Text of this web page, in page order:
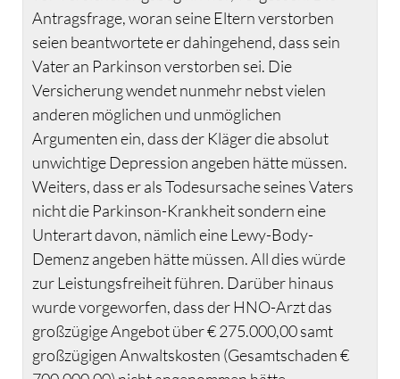
Antragsfrage, woran seine Eltern verstorben
seien beantwortete er dahingehend, dass sein
Vater an Parkinson verstorben sei. Die
Versicherung wendet nunmehr nebst vielen
anderen möglichen und unmöglichen
Argumenten ein, dass der Kläger die absolut
unwichtige Depression angeben hätte müssen.
Weiters, dass er als Todesursache seines Vaters
nicht die Parkinson-Krankheit sondern eine
Unterart davon, nämlich eine Lewy-Body-
Demenz angeben hätte müssen. All dies würde
zur Leistungsfreiheit führen. Darüber hinaus
wurde vorgeworfen, dass der HNO-Arzt das
großzügige Angebot über € 275.000,00 samt
großzügigen Anwaltskosten (Gesamtschaden €